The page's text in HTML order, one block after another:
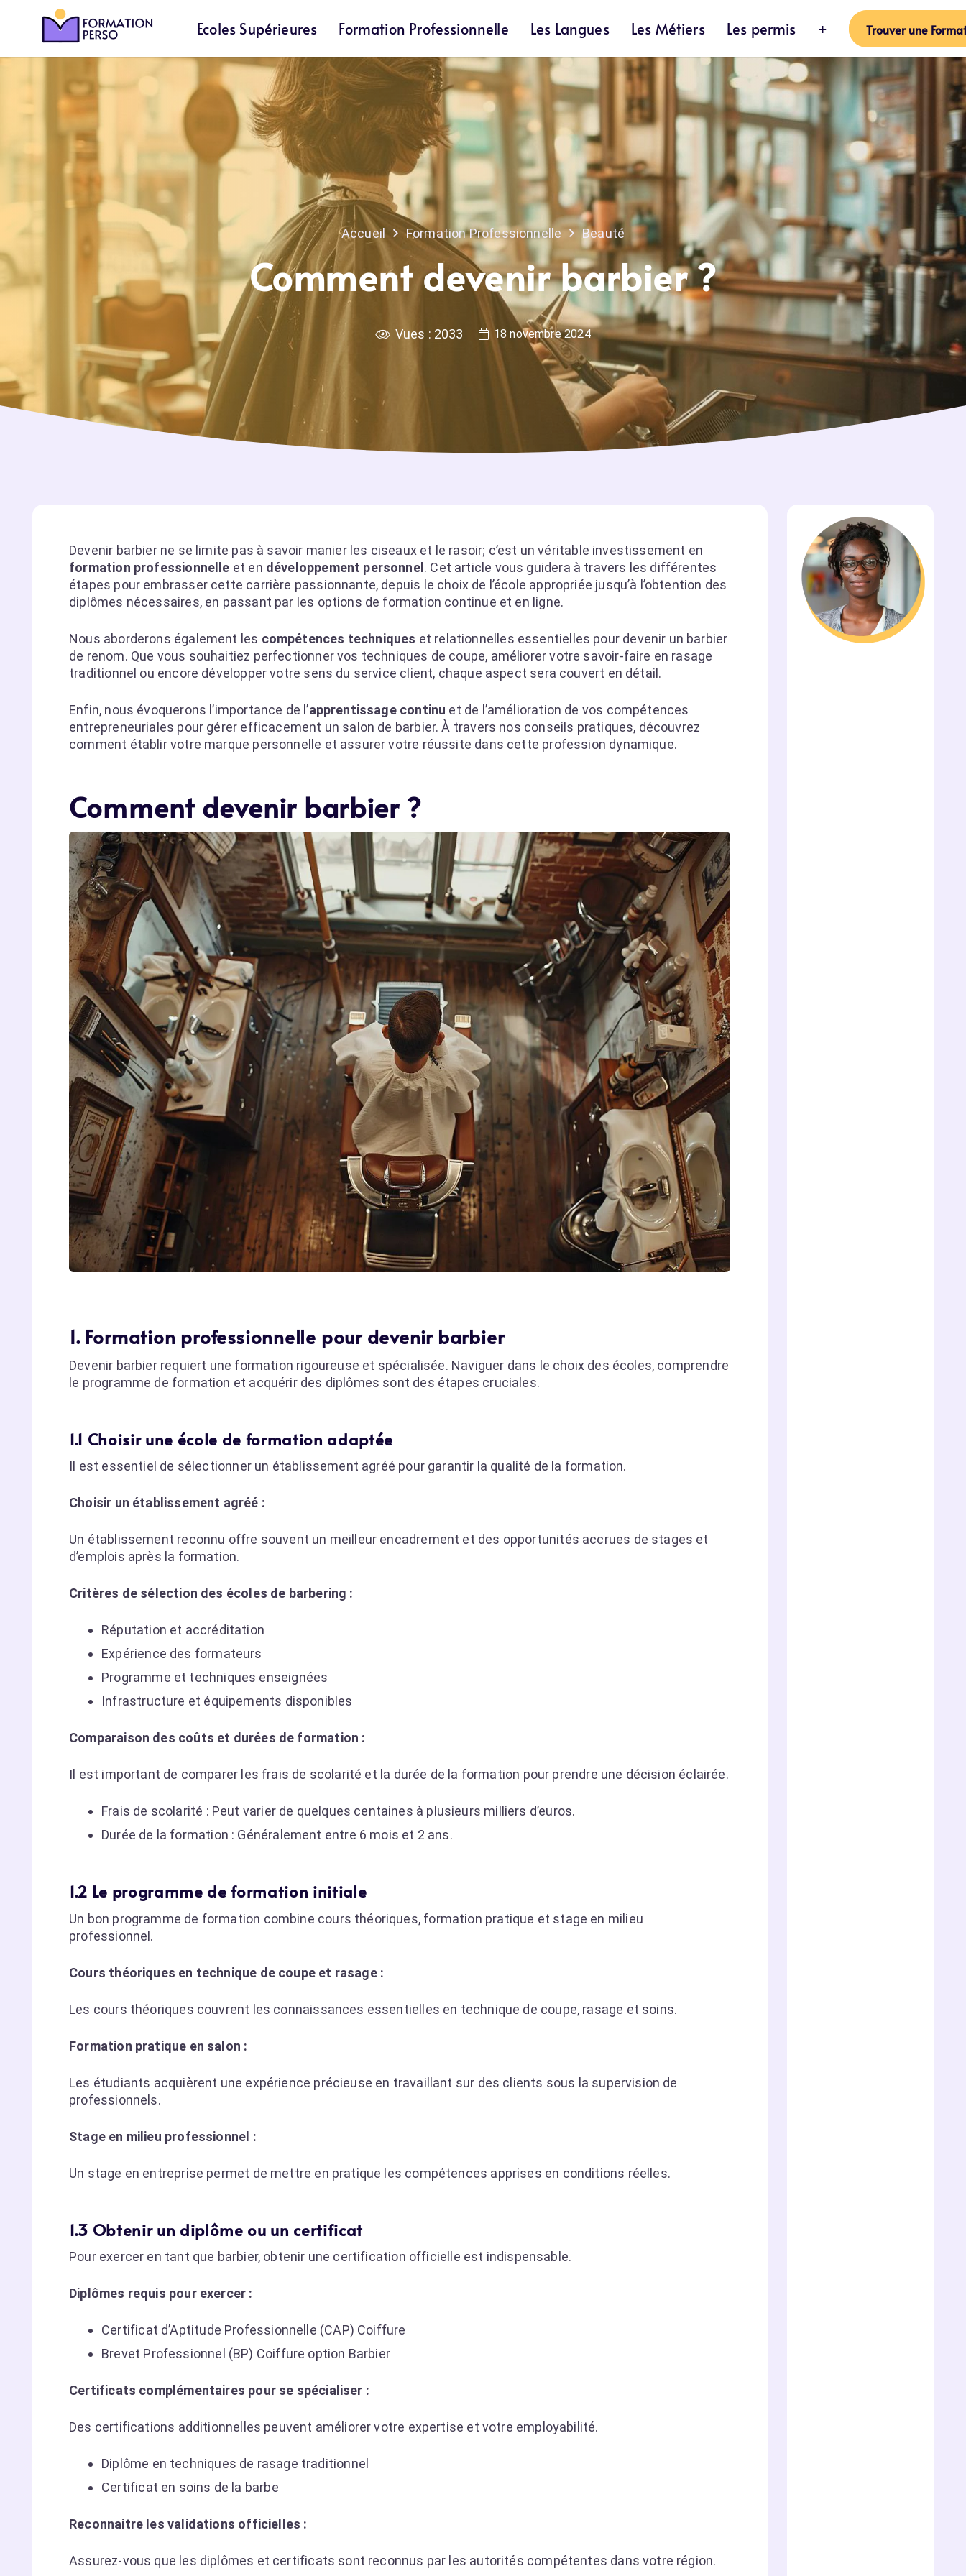
Ecoles Supérieures Formation Professionnelle Les Langues Les Métiers Les permis + Trouver une
Accueil Formation Professionnelle Beauté
Comment devenir barbier ?
Vues : 2033 18 novembre 2024
Devenir barbier ne se limite pas à savoir manier les ciseaux et le rasoir; c’est un véritable investissement en
formation professionnelle et en développement personnel. Cet article vous guidera à travers les différentes
étapes pour embrasser cette carrière passionnante, depuis le choix de l’école appropriée jusqu’à l’obtention des
diplômes nécessaires, en passant par les options de formation continue et en ligne.
Nous aborderons également les compétences techniques et relationnelles essentielles pour devenir un barbier
de renom. Que vous souhaitiez perfectionner vos techniques de coupe, améliorer votre savoir-faire en rasage
traditionnel ou encore développer votre sens du service client, chaque aspect sera couvert en détail.
Enfin, nous évoquerons l’importance de l’apprentissage continu et de l’amélioration de vos compétences
entrepreneuriales pour gérer efficacement un salon de barbier. À travers nos conseils pratiques, découvrez
comment établir votre marque personnelle et assurer votre réussite dans cette profession dynamique.
Comment devenir barbier ?
1. Formation professionnelle pour devenir barbier
Devenir barbier requiert une formation rigoureuse et spécialisée. Naviguer dans le choix des écoles, comprendre
le programme de formation et acquérir des diplômes sont des étapes cruciales.
1.1 Choisir une école de formation adaptée
Il est essentiel de sélectionner un établissement agréé pour garantir la qualité de la formation.
Choisir un établissement agréé :
Un établissement reconnu offre souvent un meilleur encadrement et des opportunités accrues de stages et
d’emplois après la formation.
Critères de sélection des écoles de barbering :
Réputation et accréditation
Expérience des formateurs
Programme et techniques enseignées
Infrastructure et équipements disponibles
Comparaison des coûts et durées de formation :
Il est important de comparer les frais de scolarité et la durée de la formation pour prendre une décision éclairée.
Frais de scolarité : Peut varier de quelques centaines à plusieurs milliers d’euros.
Durée de la formation : Généralement entre 6 mois et 2 ans.
1.2 Le programme de formation initiale
Un bon programme de formation combine cours théoriques, formation pratique et stage en milieu
professionnel.
Cours théoriques en technique de coupe et rasage :
Les cours théoriques couvrent les connaissances essentielles en technique de coupe, rasage et soins.
Formation pratique en salon :
Les étudiants acquièrent une expérience précieuse en travaillant sur des clients sous la supervision de
professionnels.
Stage en milieu professionnel :
Un stage en entreprise permet de mettre en pratique les compétences apprises en conditions réelles.
1.3 Obtenir un diplôme ou un certificat
Pour exercer en tant que barbier, obtenir une certification officielle est indispensable.
Diplômes requis pour exercer :
Certificat d’Aptitude Professionnelle (CAP) Coiffure
Brevet Professionnel (BP) Coiffure option Barbier
Certificats complémentaires pour se spécialiser :
Des certifications additionnelles peuvent améliorer votre expertise et votre employabilité.
Diplôme en techniques de rasage traditionnel
Certificat en soins de la barbe
Reconnaitre les validations officielles :
Assurez-vous que les diplômes et certificats sont reconnus par les autorités compétentes dans votre région.